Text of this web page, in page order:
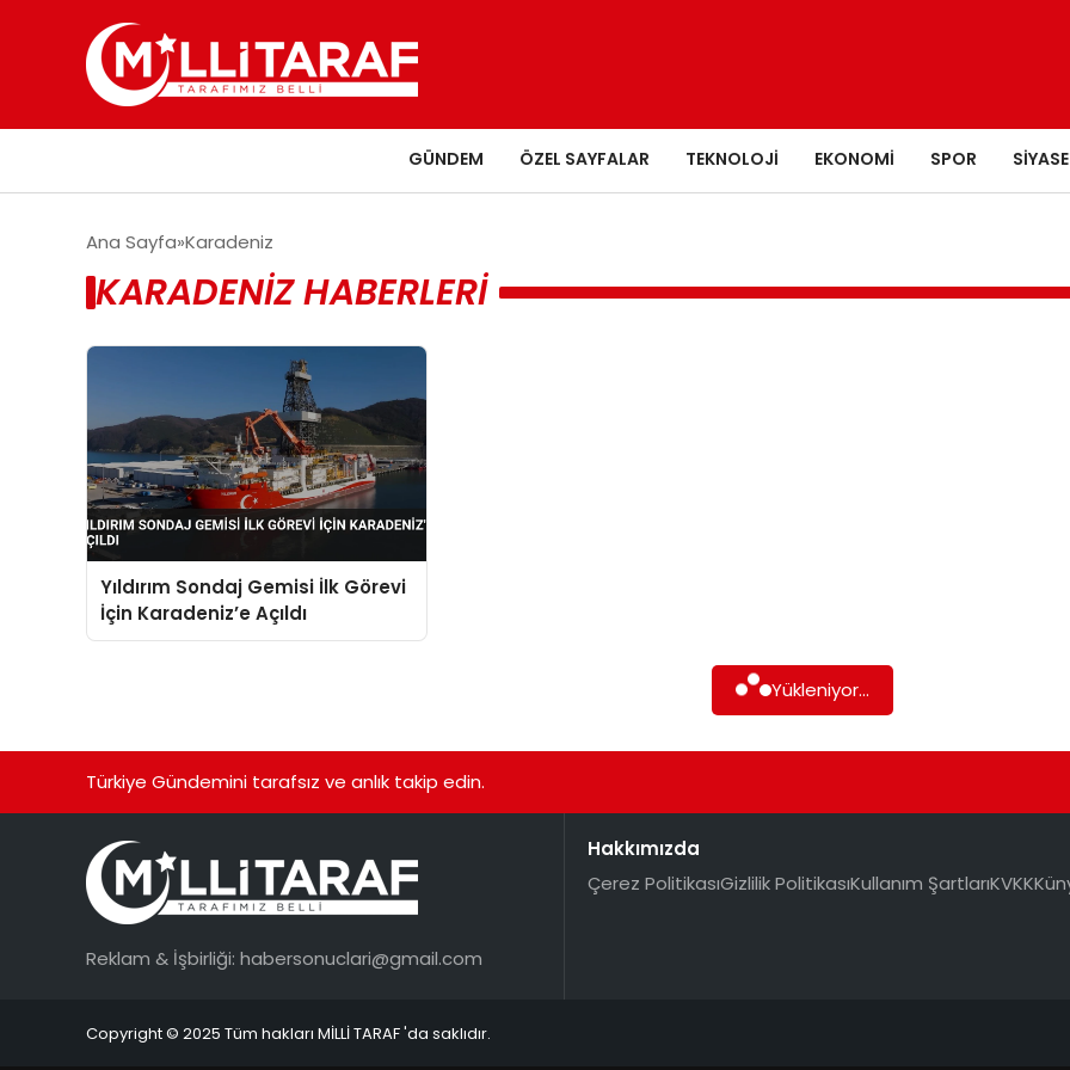
GÜNDEM ÖZEL SAYFALAR TEKNOLOJI EKONOMI SPOR
Ana Sayfa Karadeniz
KARADENIZ HABERLERI
Yıldırım Sondaj Gemisi İlk Görevi
İçin Karadeniz’e Açıldı
Yükleniyor...
Türkiye Gündemini tarafsız ve anlık takip edin.
Reklam & İşbirliği: habersonuclari@gmail.com
Hakkımızda
Çerez PolitikasıGizlilik PolitikasıKullanım ŞartlarıKVKK
Copyright © 2025 Tüm hakları MİLLİ TARAF 'da saklıdır.